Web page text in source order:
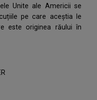
Unite ale Americii se
pe care aceștia le
este originea răului în